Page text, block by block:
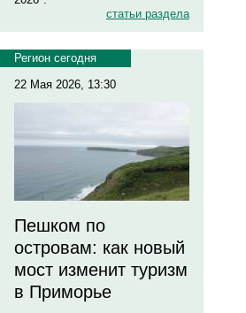
статьи раздела
Регион сегодня
22 Мая 2026, 13:30
Пешком по
островам: как новый
мост изменит туризм
в Приморье